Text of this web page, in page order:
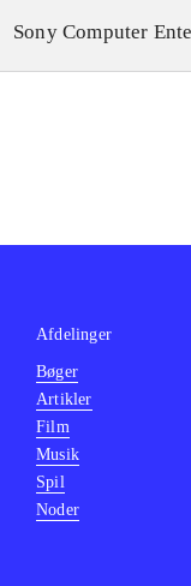
Sony Computer
Afdelinger
Bøger
Artikler
Film
Musik
Spil
Noder